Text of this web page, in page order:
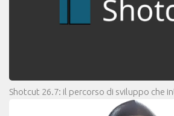
Shotcut 26.7: il percorso di sviluppo che